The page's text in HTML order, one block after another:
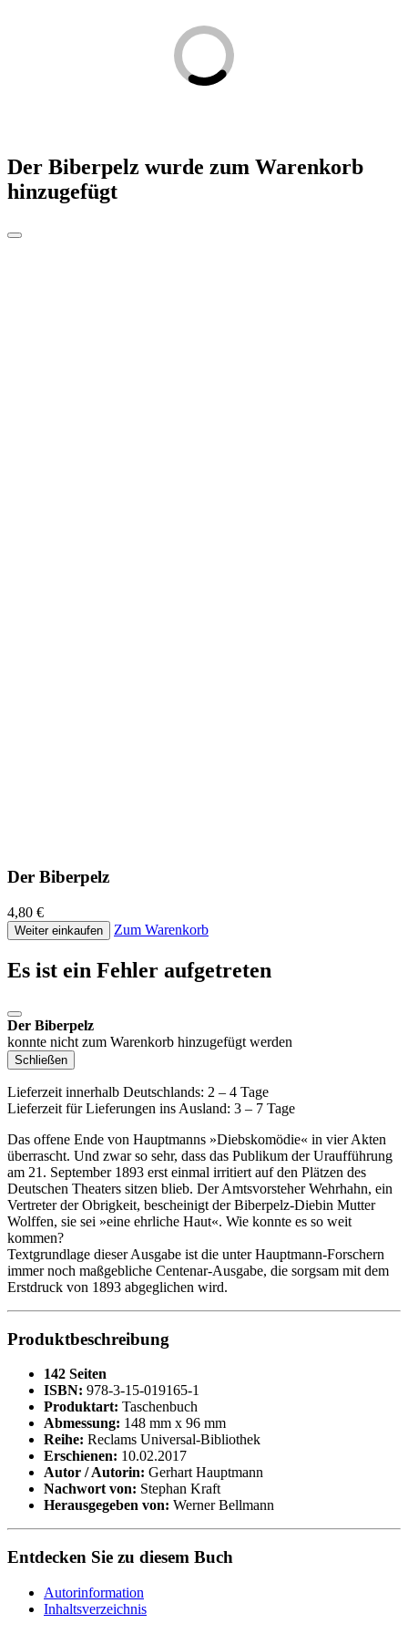
Der Biberpelz wurde zum Warenkorb
hinzugefügt
Der Biberpelz
4,80 €
Weiter einkaufen Zum Warenkorb
Es ist ein Fehler aufgetreten
Der Biberpelz
konnte nicht zum Warenkorb hinzugefügt werden
Schließen
Lieferzeit innerhalb Deutschlands: 2 – 4 Tage
Lieferzeit für Lieferungen ins Ausland: 3 – 7 Tage
Das offene Ende von Hauptmanns »Diebskomödie« in vier Akten
überrascht. Und zwar so sehr, dass das Publikum der Uraufführung
am 21. September 1893 erst einmal irritiert auf den Plätzen des
Deutschen Theaters sitzen blieb. Der Amtsvorsteher Wehrhahn, ein
Vertreter der Obrigkeit, bescheinigt der Biberpelz-Diebin Mutter
Wolffen, sie sei »eine ehrliche Haut«. Wie konnte es so weit
kommen?
Textgrundlage dieser Ausgabe ist die unter Hauptmann-Forschern
immer noch maßgebliche Centenar-Ausgabe, die sorgsam mit dem
Erstdruck von 1893 abgeglichen wird.
Produktbeschreibung
142 Seiten
ISBN: 978-3-15-019165-1
Produktart: Taschenbuch
Abmessung: 148 mm x 96 mm
Reihe: Reclams Universal-Bibliothek
Erschienen: 10.02.2017
Autor / Autorin: Gerhart Hauptmann
Nachwort von: Stephan Kraft
Herausgegeben von: Werner Bellmann
Entdecken Sie zu diesem Buch
Autorinformation
Inhaltsverzeichnis